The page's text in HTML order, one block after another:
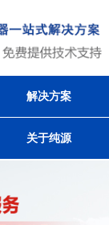
解决方案
关于纯源